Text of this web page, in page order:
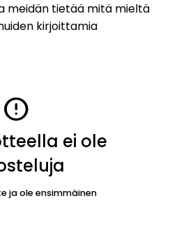
meidän tietää mitä mieltä
kirjoittamia
error
ei ole
ja ole ensimmäinen